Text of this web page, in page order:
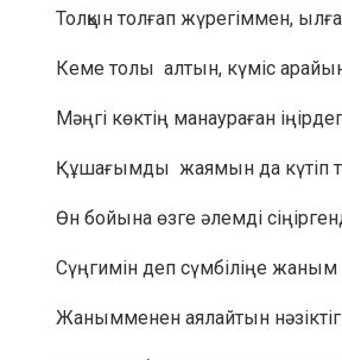
Толқын толғап жүрегіммен,
Кеме толы алтын, күміс
Мәңгі көктің манаураған
Құшағымды жаямын да күтіп
Өн бойына өзге әлемді
Сүңгимін деп сүмбіліңе жаным
Жанымменен аялайтын